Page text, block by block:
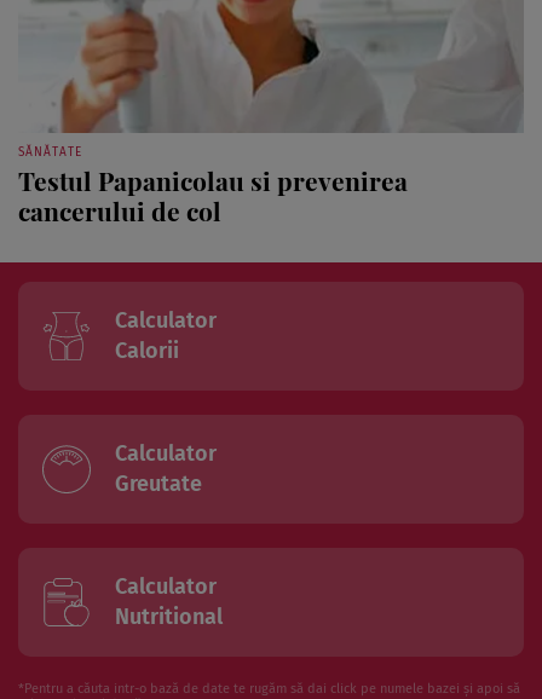
SĂNĂTATE
Testul Papanicolau si prevenirea
cancerului de col
Calculator
Calorii
Calculator
Greutate
Calculator
Nutritional
*Pentru a căuta intr-o bază de date te rugăm să dai click pe numele bazei și apoi să